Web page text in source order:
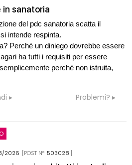
in sanatoria
del pdc sanatoria scatta il
intende respinta.
Perchè un diniego dovrebbe essere
ha tutti i requisiti per essere
perchè non istruita,
Problemi?
2026 [POST N° 503028 ]